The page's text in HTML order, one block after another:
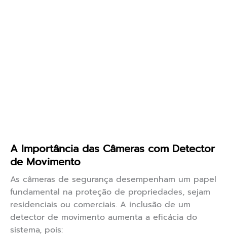
A Importância das Câmeras com Detector
de Movimento
As câmeras de segurança desempenham um papel
fundamental na proteção de propriedades, sejam
residenciais ou comerciais. A inclusão de um
detector de movimento aumenta a eficácia do
sistema, pois: